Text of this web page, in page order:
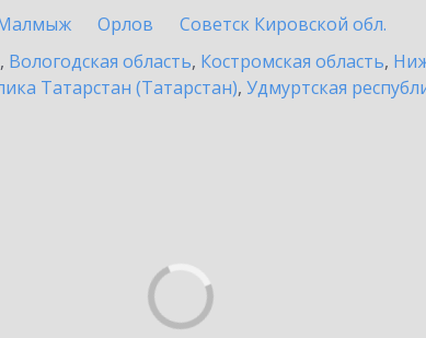
Орлов
Советск Кировской обл.
, Вологодская область, Костромская область,
Татарстан (Татарстан), Удмуртская